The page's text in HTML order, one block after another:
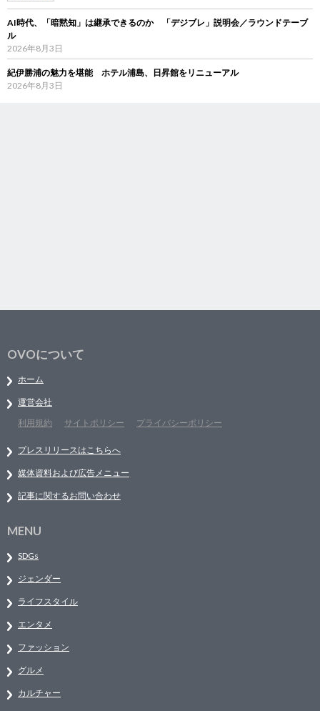
AI時代、「暗黙知」は継承できるのか 「デジブレ」説明会／ラウンドテーブ
ル
2026年8月3日
紀伊勝浦の魅力を堪能 ホテル浦島、日昇館をリニューアル
2026年8月3日
OVOについて
ホーム
運営会社
利用規約
サイトポリシー プライバシーポリシー
プレスリリースはこちらへ
媒体資料および広告メニュー
記事に関するお問い合わせ
MENU
SDGs
ジェンダー
ライフスタイル
エンタメ
ファッション
グルメ
カルチャー